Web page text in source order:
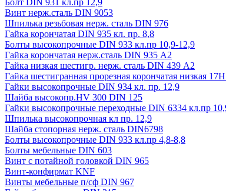
Болт DIN 931 кл.пр 12,9
Винт нерж.сталь DIN 9053
Шпилька резьбовая нерж. сталь DIN 976
Гайка корончатая DIN 935 кл. пр. 8,8
Болты высокопрочные DIN 933 кл.пр 10,9-12,9
Гайка корончатая нерж.сталь DIN 935 А2
Гайка низкая шестигр. нерж. сталь DIN 439 А2
Гайка шестигранная прорезная корончатая низкая
Гайки высокопрочные DIN 934 кл. пр. 12,9
Шайба высокопр.HV 300 DIN 125
Гайки высокопрочные переходные DIN 6334 кл.пр
Шпилька высокопрочная кл пр. 12,9
Шайба стопорная нерж. сталь DIN6798
Болты высокопрочные DIN 933 кл.пр 4,8-8,8
Болты мебельные DIN 603
Винт с потайной головкой DIN 965
Винт-конфирмат KNF
Винты мебельные п/сф DIN 967